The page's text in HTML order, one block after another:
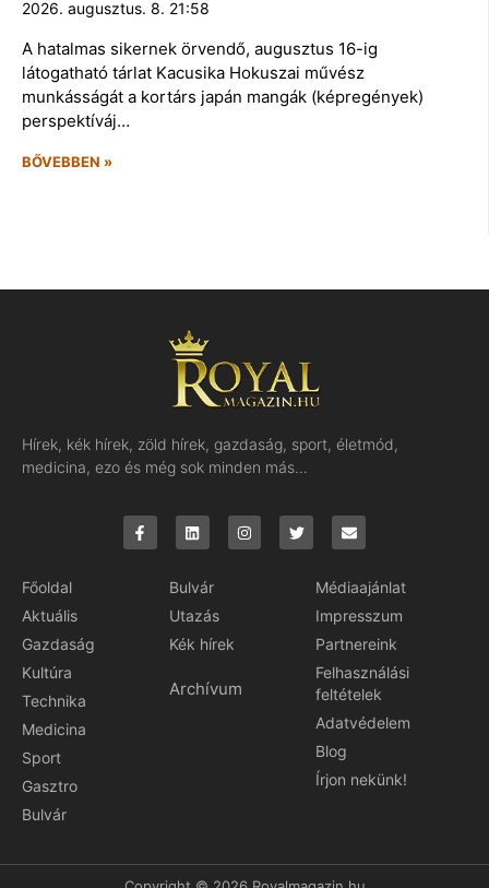
2026. augusztus. 8. 21:58
A hatalmas sikernek örvendő, augusztus 16-ig
látogatható tárlat Kacusika Hokuszai művész
munkásságát a kortárs japán mangák (képregények)
perspektíváj…
BŐVEBBEN »
Hírek, kék hírek, zöld hírek, gazdaság, sport, életmód,
medicina, ezo és még sok minden más…
Főoldal
Aktuális
Gazdaság
Kultúra
Technika
Medicina
Sport
Gasztro
Bulvár
Bulvár
Utazás
Kék hírek
Archívum
Médiaajánlat
Impresszum
Partnereink
Felhasználási
feltételek
Adatvédelem
Blog
Írjon nekünk!